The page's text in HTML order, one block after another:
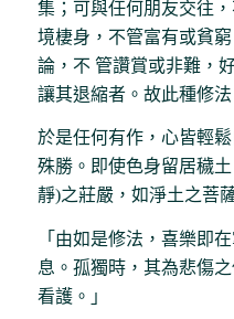
集；可與任何朋友交往
境棲身，不管富有或貧
論，不 管讚賞或非難，
讓其退縮者。故此種修
於是任何有作，心皆輕
殊勝。即使色身留居穢
靜)之莊嚴，如淨土之菩
「由如是修法，喜樂即
息。孤獨時，其為悲傷
看護。」